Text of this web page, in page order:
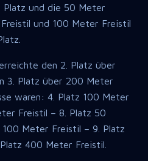
Platz und die 50 Meter
und 100 Meter Freistil
den 2. Platz über
3. Platz über 200 Meter
waren: 4. Platz 100 Meter
Freistil – 8. Platz 50
Meter Freistil – 9. Platz
400 Meter Freistil.